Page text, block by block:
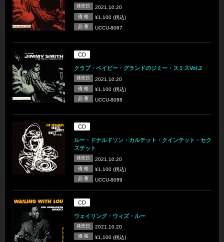
発売日 2021.10.20
価 格 ¥1,100 (税込)
品 番 UCCU-8087
CD
クラブ・ベイビー・グランドのジミー・スミスVol.2
発売日 2021.10.20
価 格 ¥1,100 (税込)
品 番 UCCU-8088
CD
ルー・ドナルドソン・カルテット・クインテット・セク
ステット
発売日 2021.10.20
価 格 ¥1,100 (税込)
品 番 UCCU-8089
CD
ウェイリング・ウィズ・ルー
発売日 2021.10.20
価 格 ¥1,100 (税込)